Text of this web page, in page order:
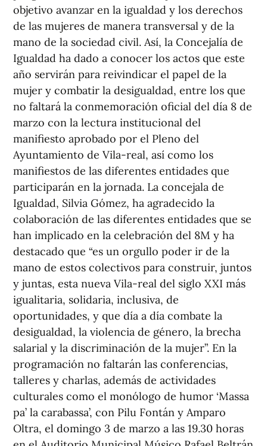
objetivo avanzar en la igualdad y los derechos
de las mujeres de manera transversal y de la
mano de la sociedad civil. Así, la Concejalía de
Igualdad ha dado a conocer los actos que este
año servirán para reivindicar el papel de la
mujer y combatir la desigualdad, entre los que
no faltará la conmemoración oficial del día 8 de
marzo con la lectura institucional del
manifiesto aprobado por el Pleno del
Ayuntamiento de Vila-real, así como los
manifiestos de las diferentes entidades que
participarán en la jornada. La concejala de
Igualdad, Silvia Gómez, ha agradecido la
colaboración de las diferentes entidades que se
han implicado en la celebración del 8M y ha
destacado que “es un orgullo poder ir de la
mano de estos colectivos para construir, juntos
y juntas, esta nueva Vila-real del siglo XXI más
igualitaria, solidaria, inclusiva, de
oportunidades, y que día a día combate la
desigualdad, la violencia de género, la brecha
salarial y la discriminación de la mujer”. En la
programación no faltarán las conferencias,
talleres y charlas, además de actividades
culturales como el monólogo de humor ‘Massa
pa’ la carabassa’, con Pilu Fontán y Amparo
Oltra, el domingo 3 de marzo a las 19.30 horas